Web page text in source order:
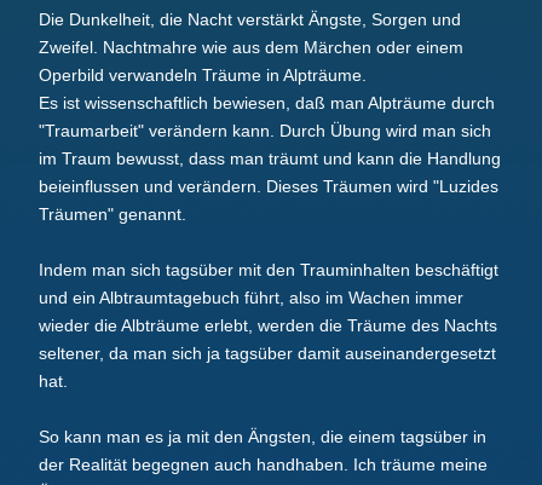
Die Dunkelheit, die Nacht verstärkt Ängste, Sorgen und
Zweifel. Nachtmahre wie aus dem Märchen oder einem
Operbild verwandeln Träume in Alpträume.
Es ist wissenschaftlich bewiesen, daß man Alpträume durch
"Traumarbeit" verändern kann. Durch Übung wird man sich
im Traum bewusst, dass man träumt und kann die Handlung
beieinflussen und verändern. Dieses Träumen wird "Luzides
Träumen" genannt.
Indem man sich tagsüber mit den Trauminhalten beschäftigt
und ein Albtraumtagebuch führt, also im Wachen immer
wieder die Albträume erlebt, werden die Träume des Nachts
seltener, da man sich ja tagsüber damit auseinandergesetzt
hat.
So kann man es ja mit den Ängsten, die einem tagsüber in
der Realität begegnen auch handhaben. Ich träume meine